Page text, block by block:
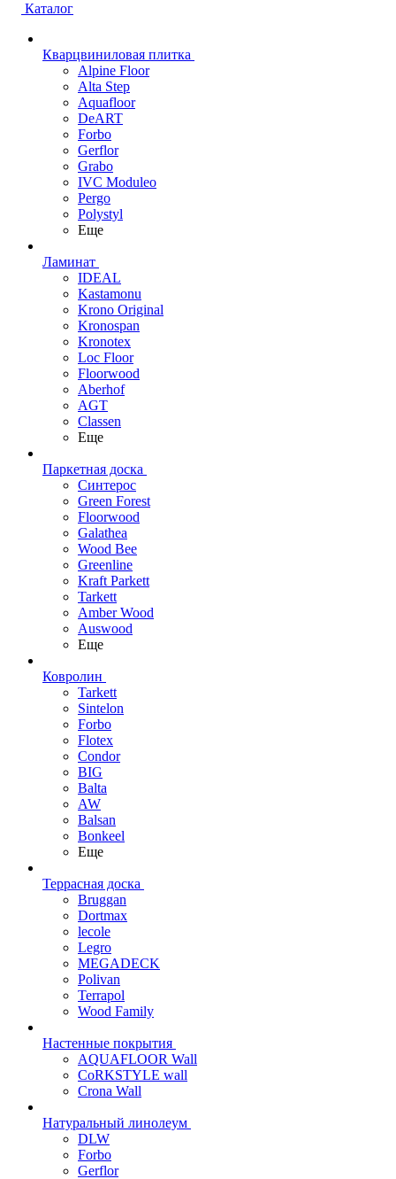
Каталог
Кварцвиниловая плитка
Alpine Floor
Alta Step
Aquafloor
DeART
Forbo
Gerflor
Grabo
IVC Moduleo
Pergo
Polystyl
Еще
Ламинат
IDEAL
Kastamonu
Krono Original
Kronospan
Kronotex
Loc Floor
Floorwood
Aberhof
AGT
Classen
Еще
Паркетная доска
Синтерос
Green Forest
Floorwood
Galathea
Wood Bee
Greenline
Kraft Parkett
Tarkett
Amber Wood
Auswood
Еще
Ковролин
Tarkett
Sintelon
Forbo
Flotex
Condor
BIG
Balta
AW
Balsan
Bonkeel
Еще
Террасная доска
Bruggan
Dortmax
lecole
Legro
MEGADECK
Polivan
Terrapol
Wood Family
Настенные покрытия
AQUAFLOOR Wall
CoRKSTYLE wall
Crona Wall
Натуральный линолеум
DLW
Forbo
Gerflor